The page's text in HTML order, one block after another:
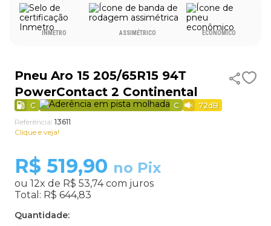
INMETRO ASSIMÉTRICO ECONÔMICO
Pneu Aro 15 205/65R15 94T
PowerContact 2 Continental
C C 72dB
Referência: 13611
Clique e veja!
R$ 519,90 no Pix
ou 12x de R$ 53,74 com juros
Total: R$ 644,83
Quantidade:
6º
265
9º
aro 17
10º 185 70 14